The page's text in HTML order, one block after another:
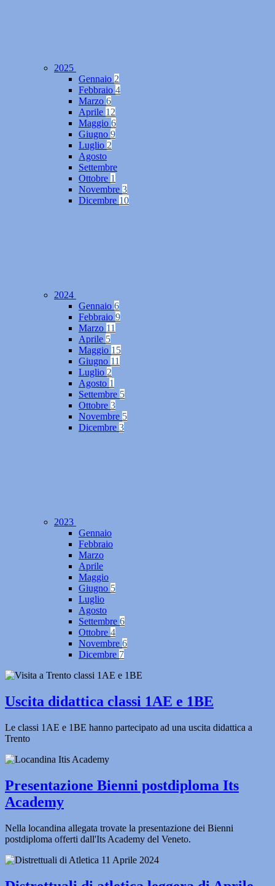
2025
Gennaio 2
Febbraio 4
Marzo 6
Aprile 12
Maggio 6
Giugno 9
Luglio 2
Agosto
Settembre
Ottobre 1
Novembre 3
Dicembre 10
2024
Gennaio 6
Febbraio 9
Marzo 11
Aprile 5
Maggio 15
Giugno 11
Luglio 2
Agosto 1
Settembre 5
Ottobre 3
Novembre 5
Dicembre 3
2023
Gennaio
Febbraio
Marzo
Aprile
Maggio
Giugno 5
Luglio
Agosto
Settembre 6
Ottobre 4
Novembre 6
Dicembre 7
Uscita didattica classi 1AE e 1BE
Le classi 1AE e 1BE hanno partecipato ad una uscita didattica a
Trento
Presentazione Bienni postdiploma Its
Academy
Nella locandina allegata trovate la presentazione dei Bienni
postdiploma offerti dall'Its Academy del Veneto.